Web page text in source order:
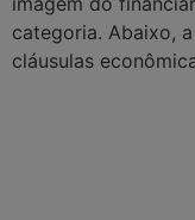
categoria. Abaixo,
cláusulas